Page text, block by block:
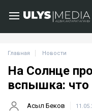
Главная Новости
На Солнце
вспышка: что
Асыл Беков